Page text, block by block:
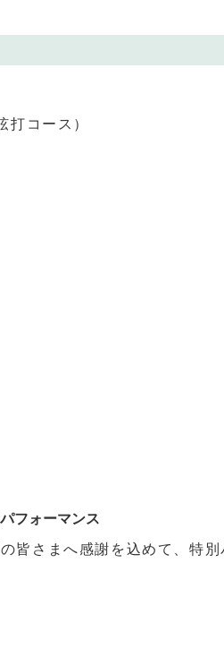
コース）
フォーマンス
皆さまへ感謝を込めて、特別